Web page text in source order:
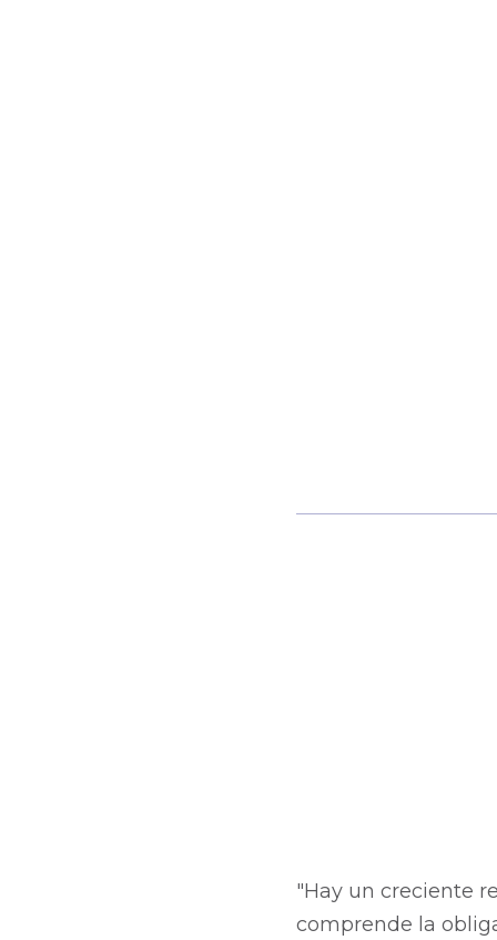
"Hay un creciente
comprende la